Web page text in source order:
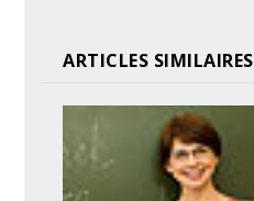
ARTICLES SIMILAIRES